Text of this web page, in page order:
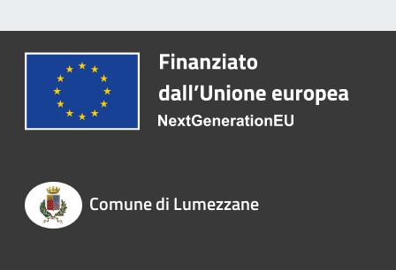
Comune di Lumezzane